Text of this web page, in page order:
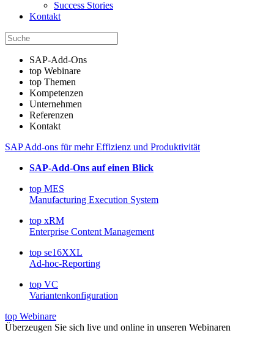
Success Stories
Kontakt
SAP-Add-Ons
top Webinare
top Themen
Kompetenzen
Unternehmen
Referenzen
Kontakt
SAP Add-ons für mehr Effizienz und Produktivität
SAP-Add-Ons auf einen Blick
top MES
Manufacturing Execution System
top xRM
Enterprise Content Management
top se16XXL
Ad-hoc-Reporting
top VC
Variantenkonfiguration
top Webinare
Überzeugen Sie sich live und online in unseren Webinaren